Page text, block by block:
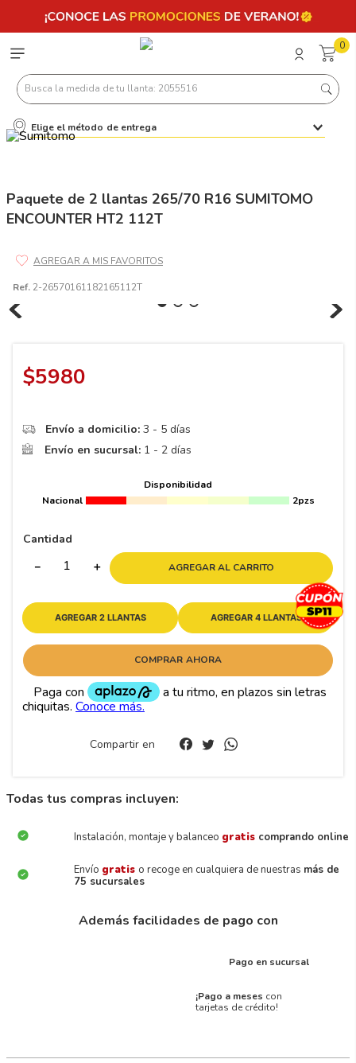
0
Busca la medida de tu llanta: 2055516
Elige el método de entrega
Paquete de 2 llantas 265/70 R16 SUMITOMO
ENCOUNTER HT2 112T
Ref. 2-26570161182165112T
$5980
Envío a domicilio: 3 - 5 días
Envío en sucursal: 1 - 2 días
Disponibilidad
Nacional
2pzs
Cantidad
＋
－ AGREGAR AL CARRITO
AGREGAR 2 LLANTAS AGREGAR 4 LLANTAS
COMPRAR AHORA
Compartir en
Todas tus compras incluyen:
Instalación, montaje y balanceo gratis comprando online
Envío gratis o recoge en cualquiera de nuestras más de
75 sucursales
Además facilidades de pago con
Pago en sucursal
¡Pago a meses con
tarjetas de crédito!
Términos más buscados
2
6 185